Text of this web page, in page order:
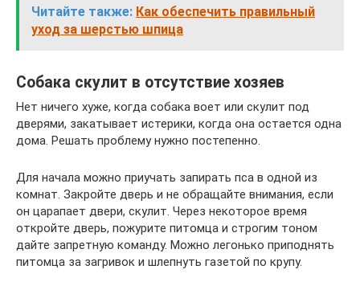
Читайте также: Как обеспечить правильный
уход за шерстью шпица
Собака скулит в отсутствие хозяев
Нет ничего хуже, когда собака воет или скулит под
дверями, закатывает истерики, когда она остается одна
дома. Решать проблему нужно постепенно.
Для начала можно приучать запирать пса в одной из
комнат. Закройте дверь и не обращайте внимания, если
он царапает двери, скулит. Через некоторое время
откройте дверь, пожурите питомца и строгим тоном
дайте запретную команду. Можно легонько приподнять
питомца за загривок и шлепнуть газетой по крупу.